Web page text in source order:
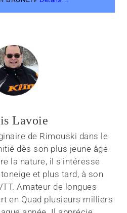
Lavoie
de Rimouski dans le
dès son plus jeune âge
la nature, il s'intéresse
et plus tard, à son
Amateur de longues
en Quad plusieurs milliers